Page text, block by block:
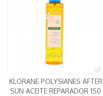
KLORANE POLYSIANES AFTER
SUN ACEITE REPARADOR 150